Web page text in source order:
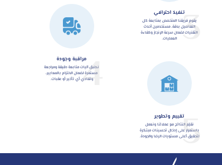
3تنفيذ احترافي
يقوم فريقنا المتخصص بمتابعة كل
التفاصيل بدقة، مستخدمين أحدث
التقنيات لضمان سرعة الإنجاز وكفاءة
العمليات.
4مراقبة وجودة
نطبق آليات متابعة دقيقة ومراجعة
مستمرة لضمان الالتزام بالمعايير،
وتفادي أي تأخير أو عقبات.
5تقييم وتطوير
نقيّم النتائج مع عملائنا ونعمل
باستمرار على إدخال تحسينات مبتكرة
لتحقيق أعلى مستويات الرضا والجودة.